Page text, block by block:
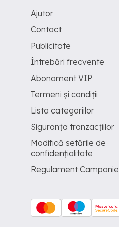
Ajutor
Contact
Publicitate
Întrebări frecvente
Abonament VIP
Termeni și condiții
Lista categoriilor
Siguranța tranzacțiilor
Modifică setările de
confidențialitate
Regulament Campanie